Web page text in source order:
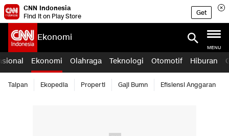
CNN Indonesia
Find it on Play Store
Get
Ekonomi
MENU
Ekonomi Olahraga Teknologi Otomotif Hiburan
Taipan Ekopedia Properti Gaji Bumn Efisiensi Anggaran